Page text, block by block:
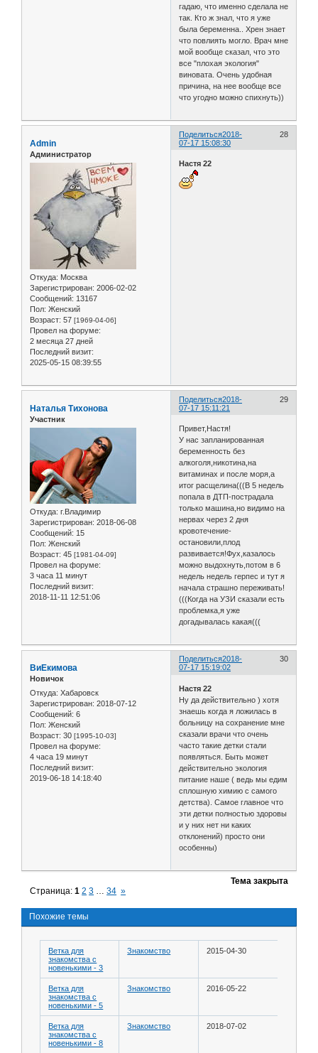
гадаю, что именно сделала не
так. Кто ж знал, что я уже
была беременна.. Хрен знает
что повлиять могло. Врач мне
мой вообще сказал, что это
все "плохая экология"
виновата. Очень удобная
причина, на нее вообще все
что угодно можно спихнуть))
Поделиться 28
2018-
07-17 15:08:30
Admin
Администратор
Откуда: Москва
Зарегистрирован: 2006-02-02
Сообщений: 13167
Пол: Женский
Возраст: 57 [1969-04-06]
Провел на форуме:
2 месяца 27 дней
Последний визит:
2025-05-15 08:39:55
Настя 22
Поделиться 29
2018-
07-17 15:11:21
Наталья Тихонова
Участник
Откуда: г.Владимир
Зарегистрирован: 2018-06-08
Сообщений: 15
Пол: Женский
Возраст: 45 [1981-04-09]
Провел на форуме:
3 часа 11 минут
Последний визит:
2018-11-11 12:51:06
Привет,Настя!
У нас запланированная
беременность без
алкоголя,никотина,на
витаминах и после моря,а
итог расщелина(((В 5 недель
попала в ДТП-пострадала
только машина,но видимо на
нервах через 2 дня
кровотечение-
остановили,плод
развивается!Фух,казалось
можно выдохнуть,потом в 6
недель недель герпес и тут я
начала страшно переживать!
(((Когда на УЗИ сказали есть
проблемка,я уже
догадывалась какая(((
Поделиться 30
2018-
07-17 15:19:02
ВиЕкимова
Новичок
Откуда: Хабаровск
Зарегистрирован: 2018-07-12
Сообщений: 6
Пол: Женский
Возраст: 30 [1995-10-03]
Провел на форуме:
4 часа 19 минут
Последний визит:
2019-06-18 14:18:40
Настя 22
Ну да действительно ) хотя
знаешь когда я ложилась в
больницу на сохранение мне
сказали врачи что очень
часто такие детки стали
появляться. Быть может
действительно экология
питание наше ( ведь мы едим
сплошную химию с самого
детства). Самое главное что
эти детки полностью здоровы
и у них нет ни каких
отклонений) просто они
особенны)
Тема закрыта
Страница:1 2 3 34 »
Похожие темы
Ветка для
знакомства с
новенькими - 3
Знакомство 2015-04-30
Ветка для
знакомства с
новенькими - 5
Знакомство 2016-05-22
Ветка для
знакомства с
новенькими - 8
Знакомство 2018-07-02